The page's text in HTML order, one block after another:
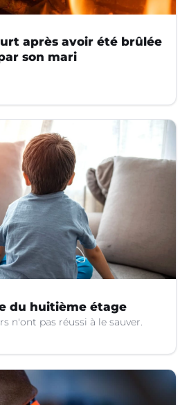
après avoir été brûlée
son mari
du huitième étage
n'ont pas réussi à le sauver.